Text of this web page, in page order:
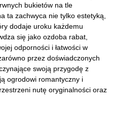
bukietów na tle
ta zachwyca nie tylko estetyką,
dodaje uroku każdemu
się jako ozdoba rabat,
odporności i łatwości w
przez doświadczonych
swoją przygodę z
ogrodowi romantyczny i
nutę oryginalności oraz